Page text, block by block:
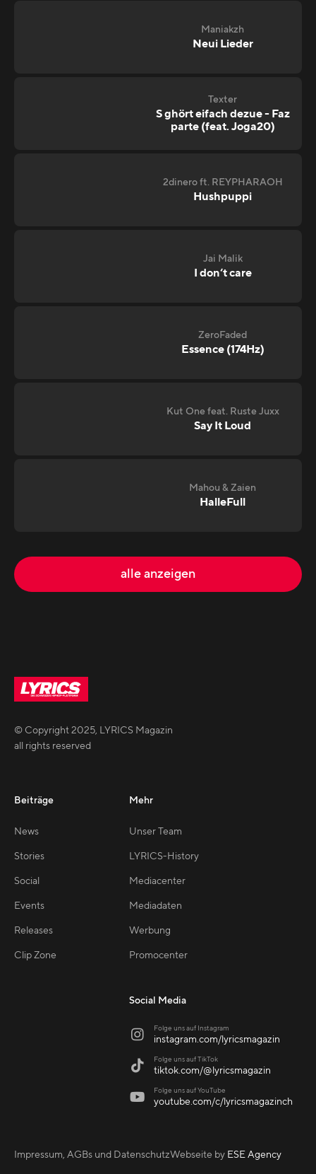
Maniakzh
Neui Lieder
Texter
S ghört eifach dezue - Faz
parte (feat. Joga20)
2dinero ft. REYPHARAOH
Hushpuppi
Jai Malik
I don‘t care
ZeroFaded
Essence (174Hz)
Kut One feat. Ruste Juxx
Say It Loud
Mahou & Zaien
HalleFull
alle anzeigen
© Copyright2025, LYRICS Magazin
all rights reserved
Beiträge
News
Stories
Social
Events
Releases
Clip Zone
Mehr
Unser Team
LYRICS-History
Mediacenter
Mediadaten
Werbung
Promocenter
Social Media
 Folge uns auf Instagram
instagram.com/lyricsmagazin
 Folge uns auf TikTok
tiktok.com/@lyricsmagazin
 Folge uns auf YouTube
youtube.com/c/lyricsmagazinch
Impressum, AGBs und DatenschutzWebseite by ESE Agency